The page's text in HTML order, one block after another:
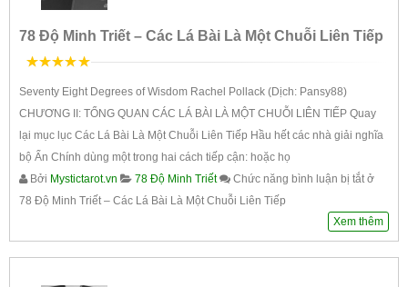
78 Độ Minh Triết – Các Lá Bài Là Một Chuỗi Liên Tiếp
Seventy Eight Degrees of Wisdom Rachel Pollack (Dịch: Pansy88)
CHƯƠNG II: TỔNG QUAN CÁC LÁ BÀI LÀ MỘT CHUỖI LIÊN TIẾP Quay
lại mục lục Các Lá Bài Là Một Chuỗi Liên Tiếp Hầu hết các nhà giải nghĩa
bộ Ẩn Chính dùng một trong hai cách tiếp cận: hoặc họ
Bởi Mystictarot.vn 78 Độ Minh Triết Chức năng bình luận bị tắtở
78 Độ Minh Triết – Các Lá Bài Là Một Chuỗi Liên Tiếp
Xem thêm